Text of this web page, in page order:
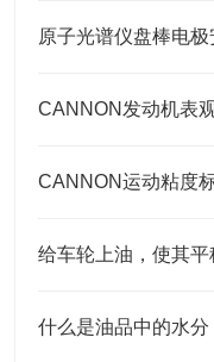
原子光谱仪盘棒电
CANNON发动机表
CANNON运动粘度
给车轮上油，使其
什么是油品中的水分